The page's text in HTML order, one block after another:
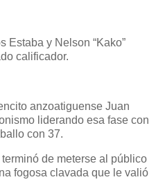
Estaba y Nelson “Kako”
calificador.
anzoatiguense Juan
liderando esa fase con
con 37.
de meterse al público
fogosa clavada que le valió